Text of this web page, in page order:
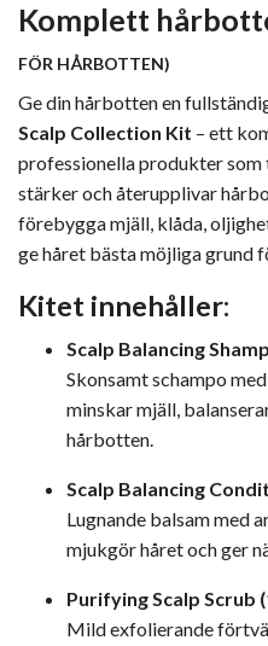
Komplett
FÖR HÅRBOTTEN)
Ge din hårbotten en
Scalp Collection Kit – ett
professionella produkter som
stärker och återupplivar
förebygga mjäll, klåda,
ge håret bästa möjliga grund
Kitet innehåller:
Scalp Balancing
Skonsamt schampo
minskar mjäll,
hårbotten.
Scalp Balancing
Lugnande balsam med
mjukgör håret och ger
Purifying Scalp Scrub
Mild exfolierande